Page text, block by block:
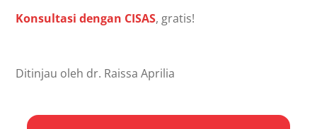
Konsultasi dengan CISAS, gratis!
Ditinjau oleh dr. Raissa Aprilia